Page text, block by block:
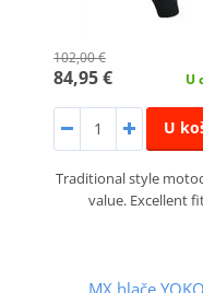
102,00 €
84,95 € U
U
Traditional style
value. Excellent
MX hlače